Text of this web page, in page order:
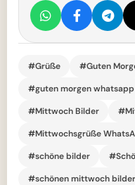
#Grüße
#Guten
#guten morgen whatsapp
#Mittwoch Bilder
#Mittwochsgrüße
#schöne bilder
#schönen mittwoch bilder